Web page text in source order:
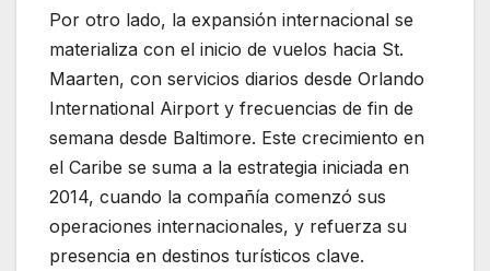
Por otro lado, la expansión internacional se
materializa con el inicio de vuelos hacia St.
Maarten, con servicios diarios desde Orlando
International Airport y frecuencias de fin de
semana desde Baltimore. Este crecimiento en
el Caribe se suma a la estrategia iniciada en
2014, cuando la compañía comenzó sus
operaciones internacionales, y refuerza su
presencia en destinos turísticos clave.